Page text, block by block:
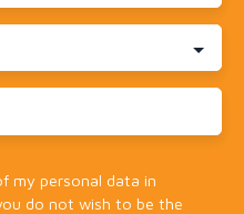
my personal data in
do not wish to be the